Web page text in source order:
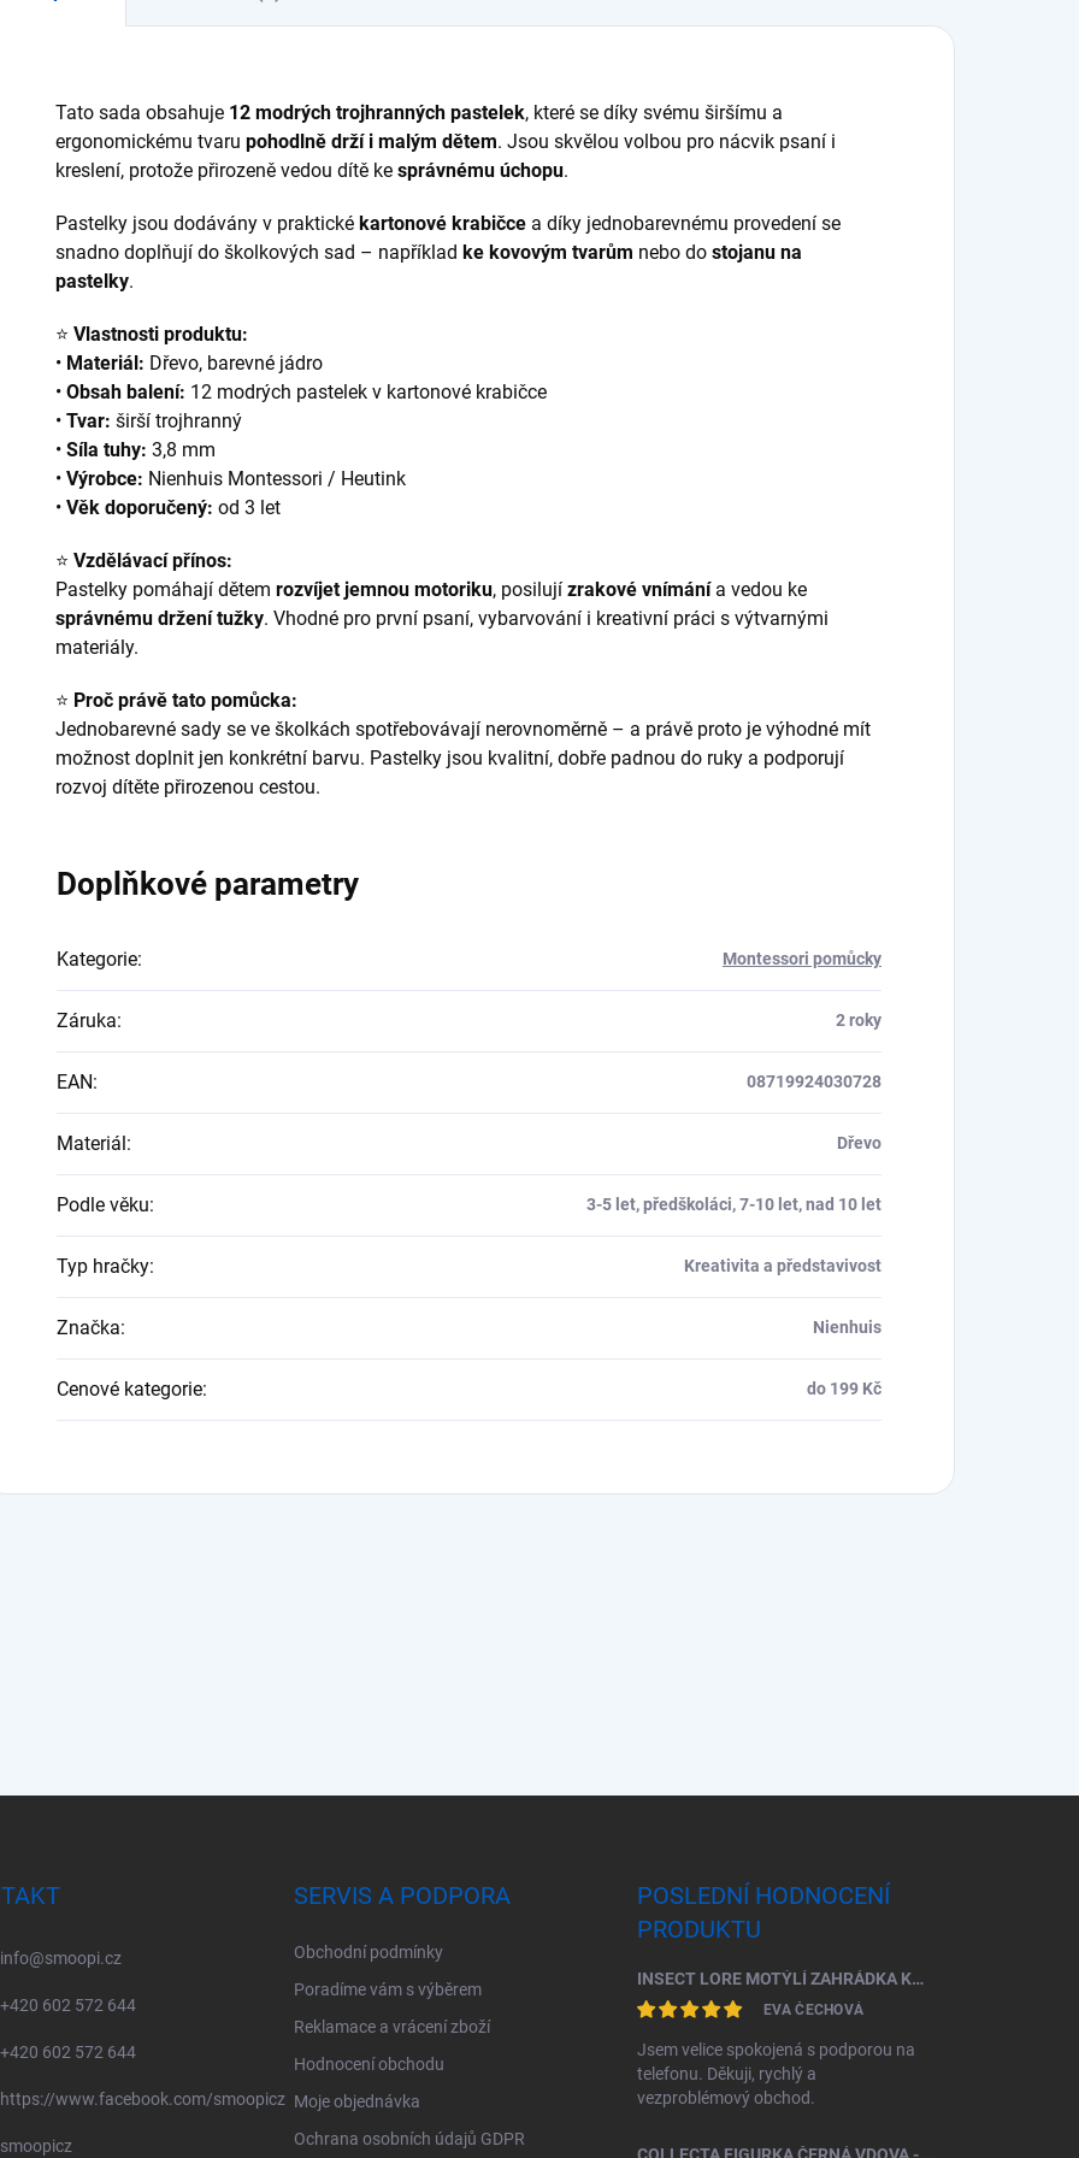
nebo...
Tato sada obsahuje 12 modrých trojhranných pastelek, které se díky svému širšímu a
ergonomickému tvaru pohodlně drží i malým dětem. Jsou skvělou volbou pro nácvik psaní i
kreslení, protože přirozeně vedou dítě ke správnému úchopu.
Pastelky jsou dodávány v praktické kartonové krabičce a díky jednobarevnému provedení se
snadno doplňují do školkových sad – například ke kovovým tvarům nebo do stojanu na
pastelky.
⭐ Vlastnosti produktu:
• Materiál: Dřevo, barevné jádro
• Obsah balení: 12 modrých pastelek v kartonové krabičce
• Tvar: širší trojhranný
• Síla tuhy: 3,8 mm
• Výrobce: Nienhuis Montessori / Heutink
• Věk doporučený: od 3 let
⭐ Vzdělávací přínos:
Pastelky pomáhají dětem rozvíjet jemnou motoriku, posilují zrakové vnímánía vedou ke
správnému držení tužky. Vhodné pro první psaní, vybarvování i kreativní práci s výtvarnými
materiály.
⭐ Proč právě tato pomůcka:
Jednobarevné sady se ve školkách spotřebovávají nerovnoměrně – a právě proto je výhodné mít
možnost doplnit jen konkrétní barvu. Pastelky jsou kvalitní, dobře padnou do ruky a podporují
rozvoj dítěte přirozenou cestou.
Doplňkové parametry
Kategorie: Montessori pomůcky
Záruka: 2 roky
EAN: 08719924030728
Materiál: Dřevo
Podle věku: 3-5 let, předškoláci, 7-10 let, nad 10 let
Typ hračky: Kreativita a představivost
Značka: Nienhuis
Cenové kategorie: do 199 Kč
info@smoopi.cz
+420 602 572 644
+420 602 572 644
https://www.facebook.com/smoopicz
smoopicz
SERVIS A PODPORA
Obchodní podmínky
Poradíme vám s výběrem
Reklamace a vrácení zboží
Hodnocení obchodu
Moje objednávka
Ochrana osobních údajů GDPR
POSLEDNÍ HODNOCENÍ
PRODUKTU
INSECT LORE MOTÝLÍ ZAHRÁDKA KOMPLETNÍ ŠKOLNÍ SADA (33 HOUSENEK)
EVA ČECHOVÁ
Jsem velice spokojená s podporou na
telefonu. Děkuji, rychlý a
vezproblémový obchod.
COLLECTA FIGURKA ČERNÁ VDOVA - SNOVAČKA JEDOVATÁ